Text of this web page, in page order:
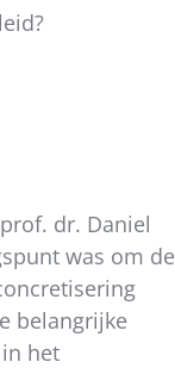
dr. Daniel
was om de
belangrijke
het